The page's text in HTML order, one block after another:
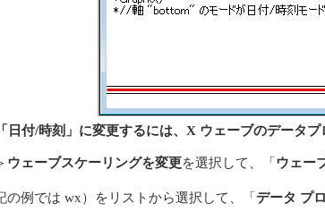
日付/時刻」に変更するには、X ウェーブのデータ
ウェーブスケーリングを変更を選択して、「ウェー
の例では wx）をリストから選択して、「データ プ